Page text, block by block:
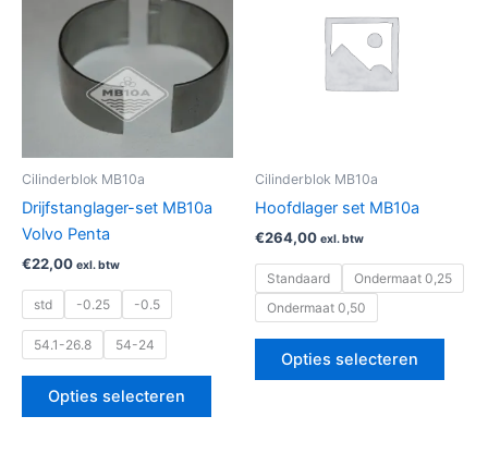
Cilinderblok MB10a
Drijfstanglager-set MB10a
Volvo Penta
€22,00 exl. btw
std -0.25 -0.5
54.1-26.8 54-24
Opties selecteren
heeft
meerdere
variaties.
Deze
optie
op
productpagina
Cilinderblok MB10a
Hoofdlager set MB10a
€264,00 exl. btw
Standaard
Ondermaat 0,25
Ondermaat 0,50
Opties selecteren